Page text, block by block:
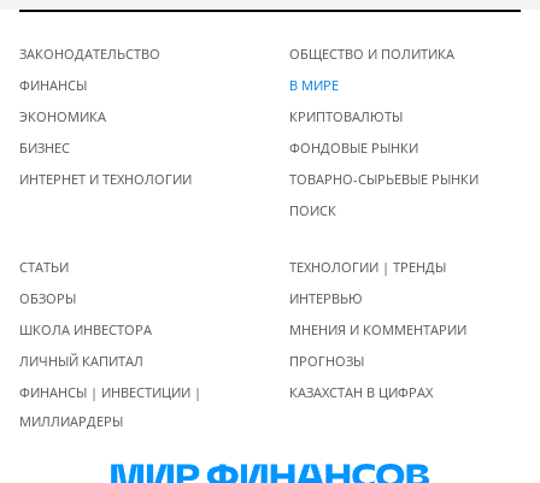
ЗАКОНОДАТЕЛЬСТВО
ФИНАНСЫ
ЭКОНОМИКА
БИЗНЕС
ИНТЕРНЕТ И ТЕХНОЛОГИИ
ОБЩЕСТВО И ПОЛИТИКА
В МИРЕ
КРИПТОВАЛЮТЫ
ФОНДОВЫЕ РЫНКИ
ТОВАРНО-СЫРЬЕВЫЕ РЫНКИ
ПОИСК
СТАТЬИ
ОБЗОРЫ
ШКОЛА ИНВЕСТОРА
ЛИЧНЫЙ КАПИТАЛ
ФИНАНСЫ | ИНВЕСТИЦИИ |
МИЛЛИАРДЕРЫ
ТЕХНОЛОГИИ | ТРЕНДЫ
ИНТЕРВЬЮ
МНЕНИЯ И КОММЕНТАРИИ
ПРОГНОЗЫ
КАЗАХСТАН В ЦИФРАХ